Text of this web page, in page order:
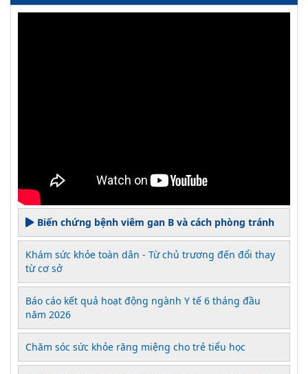
Biến chứng bệnh viêm gan B và cách phòng tránh
Khám sức khỏe toàn dân - Từ chủ trương đến đổi thay
từ cơ sở
Báo cáo kết quả hoạt động ngành Y tế 6 tháng đầu
năm 2026
Chăm sóc sức khỏe răng miệng cho trẻ tiểu học